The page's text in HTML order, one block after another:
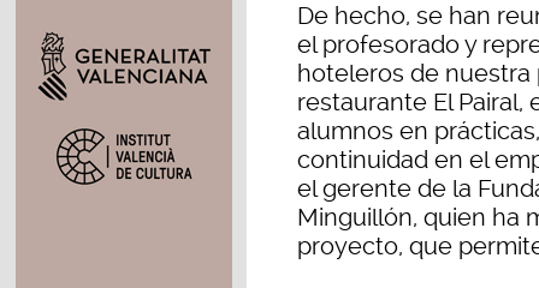
De hecho, se han
el profesorado y
hoteleros de nuestra
restaurante El
alumnos en
continuidad en el
el gerente de la
Minguillón, quien ha
proyecto, que